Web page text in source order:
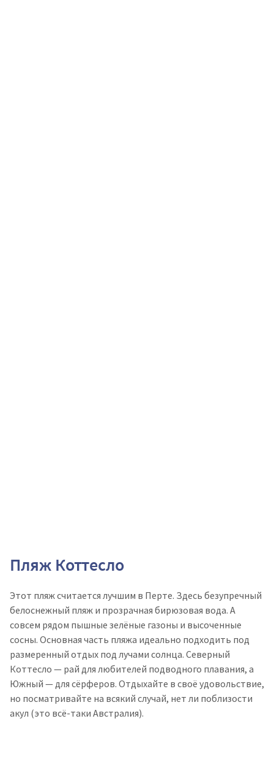
Пляж Коттесло
Этот пляж считается лучшим в Перте. Здесь безупречный
белоснежный пляж и прозрачная бирюзовая вода. А
совсем рядом пышные зелёные газоны и высоченные
сосны. Основная часть пляжа идеально подходить под
размеренный отдых под лучами солнца. Северный
Коттесло — рай для любителей подводного плавания, а
Южный — для сёрферов. Отдыхайте в своё удовольствие,
но посматривайте на всякий случай, нет ли поблизости
акул (это всё-таки Австралия).